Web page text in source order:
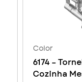
Color
6174 –
Cozinha